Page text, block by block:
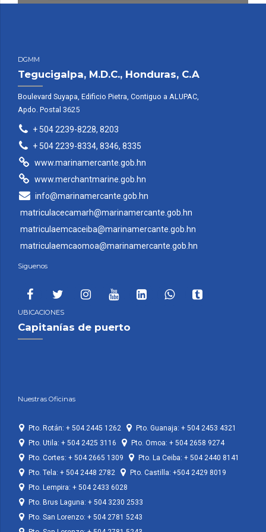
DGMM
Tegucigalpa, M.D.C., Honduras, C.A
Boulevard Suyapa, Edificio Pietra, Contiguo a ALUPAC,
Apdo. Postal 3625
+ 504 2239-8228, 8203
+ 504 2239-8334, 8346, 8335
www.marinamercante.gob.hn
www.merchantmarine.gob.hn
info@marinamercante.gob.hn
matriculacecamarh@marinamercante.gob.hn
matriculaemcaceiba@marinamercante.gob.hn
matriculaemcaomoa@marinamercante.gob.hn
Siguenos
UBICACIONES
Capitanías de puerto
Nuestras Oficinas
Pto. Rotán: + 504 2445 1262
Pto. Guanaja: + 504 2453 4321
Pto. Utila: + 504 2425 3116
Pto. Omoa: + 504 2658 9274
Pto. Cortes: + 504 2665 1309
Pto. La Ceiba: + 504 2440 8141
Pto. Tela: + 504 2448 2782
Pto. Castilla: +504 2429 8019
Pto. Lempira: + 504 2433 6028
Pto. Brus Laguna: + 504 3230 2533
Pto. San Lorenzo: + 504 2781 5243